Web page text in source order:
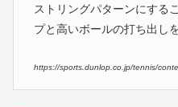
ストリングパターンにする
プと高いボールの打ち出し
https://sports.dunlop.co.jp/tennis/